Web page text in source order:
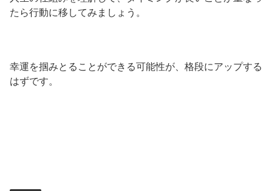
たら行動に移してみましょう。
幸運を掴みとることができる可能性が、格段にアップする
はずです。